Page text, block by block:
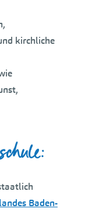
kirchliche
Baden-